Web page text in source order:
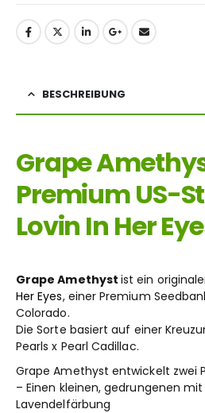
BESCHREIBUNG
Grape
Premium US-
Lovin In Her
Grape Amethystist ein
Her Eyes, einer Premium
Colorado.
Die Sorte basiert auf einer
Pearls x Pearl Cadillac.
Grape Amethyst entwickelt zwei
– Einen kleinen, gedrungenen
Lavendelfärbung